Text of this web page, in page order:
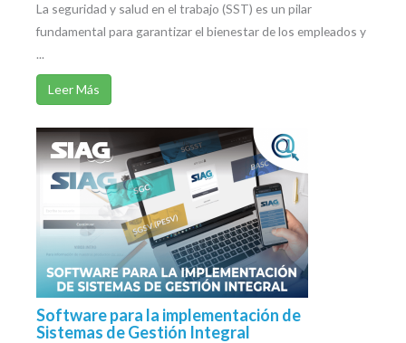
La seguridad y salud en el trabajo (SST) es un pilar
fundamental para garantizar el bienestar de los empleados y
...
Leer Más
Software para la implementación de
Sistemas de Gestión Integral